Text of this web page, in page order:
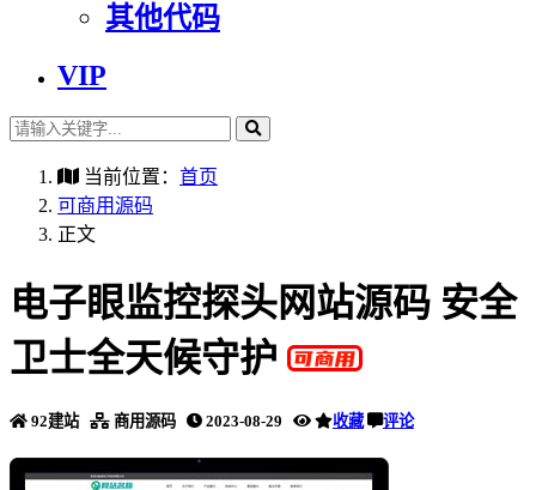
其他代码
VIP
当前位置： 首页
可商用源码
正文
电子眼监控探头网站源码 安全
卫士全天候守护
92建站 商用源码 2023-08-29 收藏 评论